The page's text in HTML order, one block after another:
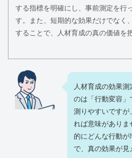
する指標を明確にし、事前測定を行
す。また、短期的な効果だけでなく
することで、人材育成の真の価値を
人材育成の効果
のは「行動変容」
測りやすいですが
れば意味がありま
的にどんな行動が
で、真の効果が見